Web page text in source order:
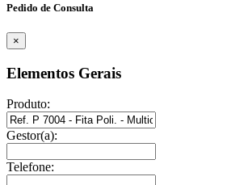
Pedido de Consulta
×
Elementos Gerais
Produto:
Gestor(a):
Telefone: